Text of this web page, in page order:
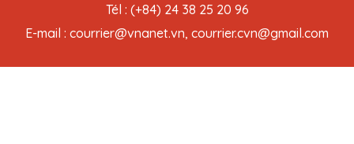
Tél : (+84) 24 38 25 20 96
E-mail : courrier@vnanet.vn, courrier.cvn@gmail.com